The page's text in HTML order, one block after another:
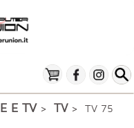
E TV> TV> TV 75